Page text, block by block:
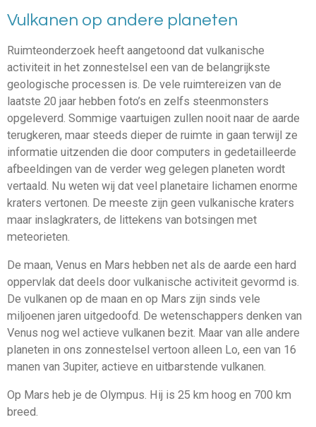
Vulkanen op andere planeten
Ruimteonderzoek heeft aangetoond dat vulkanische
activiteit in het zonnestelsel een van de belangrijkste
geologische processen is. De vele ruimtereizen van de
laatste 20 jaar hebben foto’s en zelfs steenmonsters
opgeleverd. Sommige vaartuigen zullen nooit naar de aarde
terugkeren, maar steeds dieper de ruimte in gaan terwijl ze
informatie uitzenden die door computers in gedetailleerde
afbeeldingen van de verder weg gelegen planeten wordt
vertaald. Nu weten wij dat veel planetaire lichamen enorme
kraters vertonen. De meeste zijn geen vulkanische kraters
maar inslagkraters, de littekens van botsingen met
meteorieten.
De maan, Venus en Mars hebben net als de aarde een hard
oppervlak dat deels door vulkanische activiteit gevormd is.
De vulkanen op de maan en op Mars zijn sinds vele
miljoenen jaren uitgedoofd. De wetenschappers denken van
Venus nog wel actieve vulkanen bezit. Maar van alle andere
planeten in ons zonnestelsel vertoon alleen Lo, een van 16
manen van 3upiter, actieve en uitbarstende vulkanen.
Op Mars heb je de Olympus. Hij is 25 km hoog en 700 km
breed.